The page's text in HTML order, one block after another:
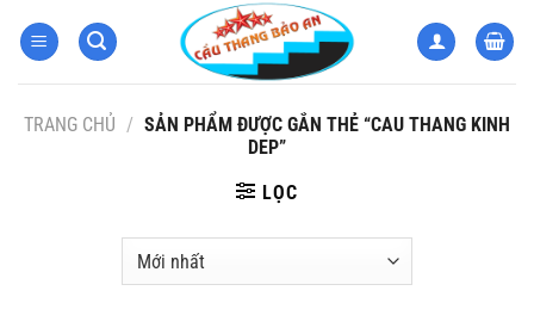
qua
TRANG CHỦ / SẢN PHẨM ĐƯỢC GẮN THẺ “CAU THANG KINH
DEP”
LỌC